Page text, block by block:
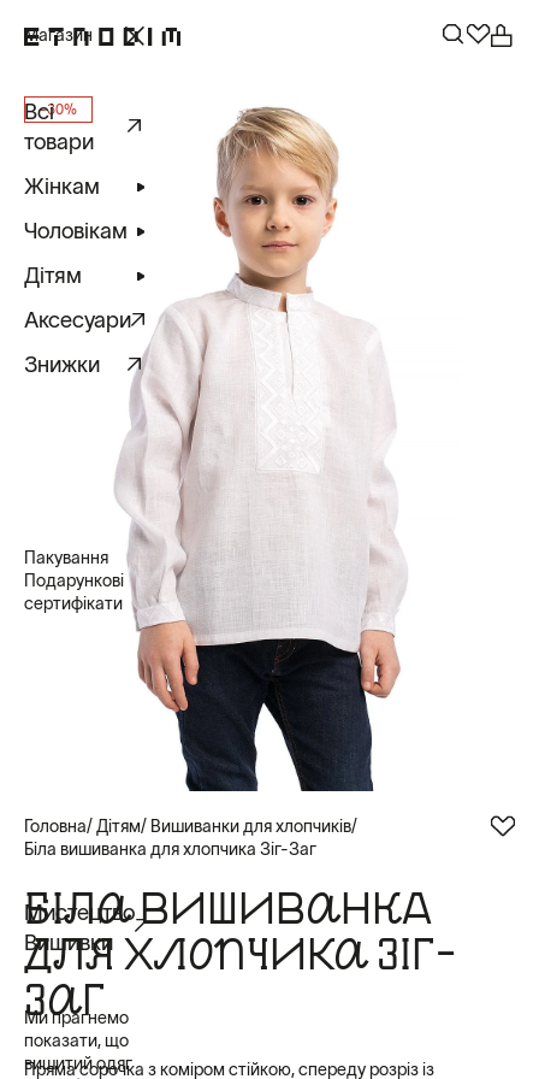
Головна Дітям
Вишиванки для хлопчиків
Біла вишиванка для хлопчика Зіг-Заг
-30%
БІЛА ВИШИВАНКА
ДЛЯ ХЛОПЧИКА ЗІГ-
ЗАГ
Пряма сорочка з коміром стійкою, спереду розріз із
Магазин
Всі
товари
Жінкам
Чоловікам
Дітям
Аксесуари
Знижки
Пакування
Подарункові
сертифікати
Мистецтво
Вишивки
Ми прагнемо
показати, що
вишитий одяг